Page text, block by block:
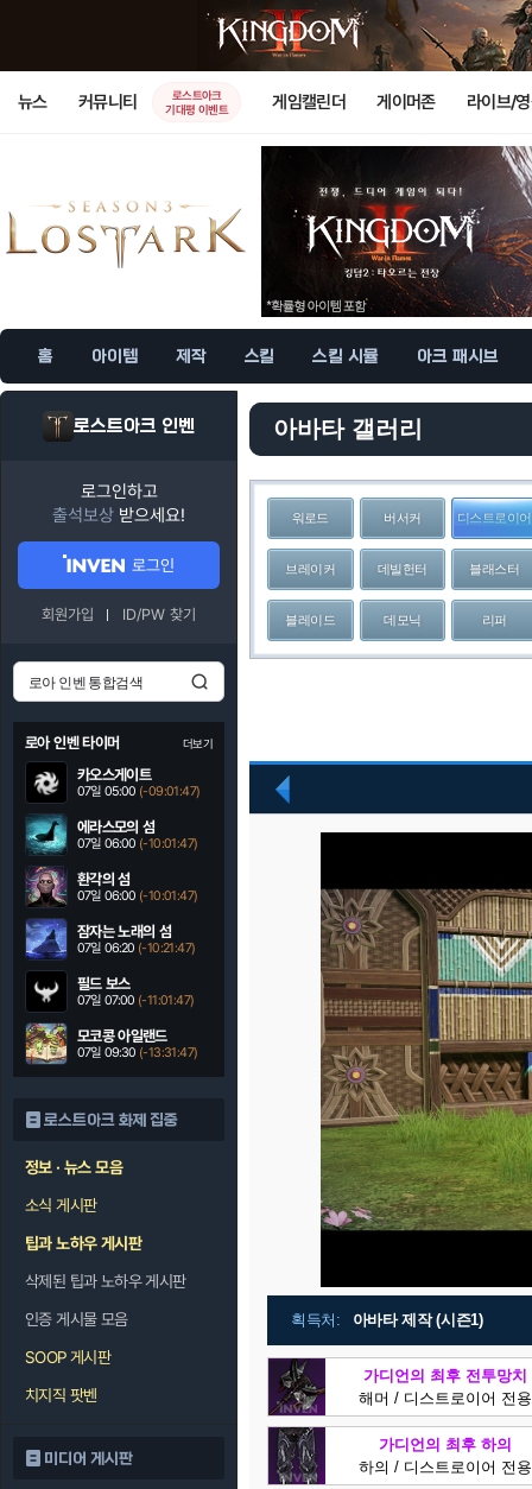
뉴스 커뮤니티
로스트아크
기대평 이벤트
게임캘린더 게이머존 라이브/
홈 아이템 제작 스킬 스킬 시뮬 아크 패시브
로스트아크 인벤
로그인하고
출석보상 받으세요!
로그인
회원가입 ID/PW 찾기
로아 인벤 타이머 더보기
카오스게이트
07일 05:00 (-09:01:46)
에라스모의 섬
07일 06:00 (-10:01:46)
환각의 섬
07일 06:00 (-10:01:46)
잠자는 노래의 섬
07일 06:20 (-10:21:46)
필드 보스
07일 07:00 (-11:01:46)
모코콩 아일랜드
07일 09:30 (-13:31:46)
로스트아크 화제 집중
정보 · 뉴스 모음
소식 게시판
팁과 노하우 게시판
삭제된 팁과 노하우 게시판
인증 게시물 모음
SOOP 게시판
치지직 팟벤
미디어 게시판
아바타 갤러리
워로드 버서커 디스트로이어
브레이커 데빌헌터 블래스터
블레이드 데모닉 리퍼
이
전
획득처: 아바타 제작 (시즌1)
가디언의 최후 전투망치
해머 / 디스트로이어 전용
가디언의 최후 하의
하의 / 디스트로이어 전용